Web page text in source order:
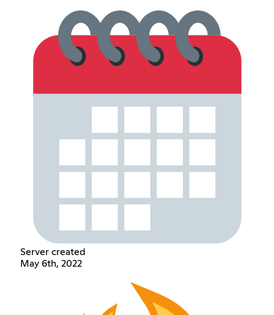
Server created
May 6th, 2022